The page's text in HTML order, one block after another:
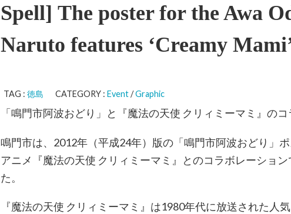
Spell] The poster for the Awa
Naruto features ‘Creamy
TAG : 徳島 CATEGORY : Event/Graphic
「鳴門市阿波おどり」と『魔法の天使 クリィミーマミ』の
鳴門市は、2012年（平成24年）版の「鳴門市阿波おどり」
アニメ『魔法の天使 クリィミーマミ』とのコラボレーション
た。
『魔法の天使 クリィミーマミ』は1980年代に放送された人